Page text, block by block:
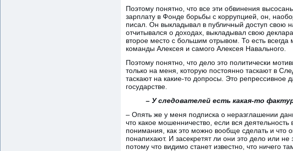
Поэтому понятно, что все эти обвинения
зарплату в Фонде борьбы с коррупцией, он,
писал. Он выкладывал в публичный доступ свою
отчитывался о доходах, выкладывал свою
второе место с большим отрывом. То есть всегда
команды Алексея и самого Алексея Навального.
Поэтому понятно, что дело это политически
только на меня, которую постоянно таскают в
таскают на какие-то допросы. Это репрессивное
государстве.
– У следователей есть какая-то
– Опять же у меня подписка о неразглашении
что какое мошенничество, если вся
понимания, как это можно вообще сделать и что
понапихают. И засекретят ли они это дело или не
потому что видимо станет известно, что ничего